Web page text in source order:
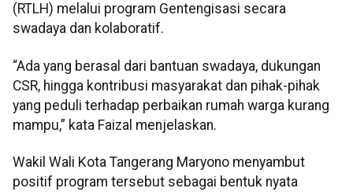
(RTLH) melalui program Gentengisasi secara
swadaya dan kolaboratif.
“Ada yang berasal dari bantuan swadaya, dukungan
CSR, hingga kontribusi masyarakat dan pihak-pihak
yang peduli terhadap perbaikan rumah warga kurang
mampu,” kata Faizal menjelaskan.
Wakil Wali Kota Tangerang Maryono menyambut
positif program tersebut sebagai bentuk nyata